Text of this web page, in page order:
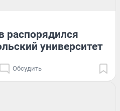
распорядился
университет
Обсудить